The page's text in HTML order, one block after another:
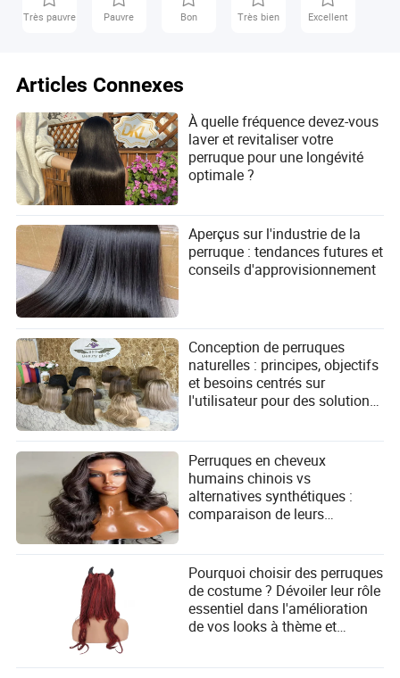
Très pauvre Pauvre Bon Très bien Excellent
Articles Connexes
À quelle fréquence devez-vous
laver et revitaliser votre
perruque pour une longévité
optimale ?
Aperçus sur l'industrie de la
perruque : tendances futures et
conseils d'approvisionnement
Conception de perruques
naturelles : principes, objectifs
et besoins centrés sur
l'utilisateur pour des solutions
Perruques en cheveux
humains chinois vs
alternatives synthétiques :
comparaison de leurs
besoins des utilisateurs
Pourquoi choisir des perruques
de costume ? Dévoiler leur rôle
essentiel dans l'amélioration
de vos looks à thème et